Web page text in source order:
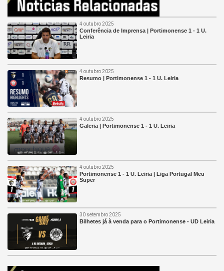
4 outubro 2025
Conferência de Imprensa | Portimonense 1 - 1 U.
Leiria
4 outubro 2025
Resumo | Portimonense 1 - 1 U. Leiria
4 outubro 2025
Galeria | Portimonense 1 - 1 U. Leiria
4 outubro 2025
Portimonense 1 - 1 U. Leiria | Liga Portugal Meu
Super
30 setembro 2025
Bilhetes já à venda para o Portimonense - UD Leiria